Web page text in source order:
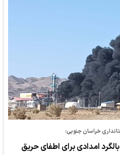
خراسان جنوبی:
امدادی برای اطفای حریق